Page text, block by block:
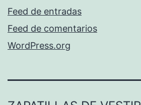
Feed de entradas
Feed de comentarios
WordPress.org